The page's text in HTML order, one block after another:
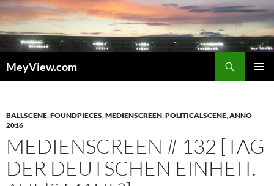
Zum
Inhalt
springen
MeyView.com
BALLSCENE,FOUNDPIECES,MEDIENSCREEN,POLITICALSCENE,ANNO
2016
MEDIENSCREEN # 132 [TAG
DER DEUTSCHEN EINHEIT.